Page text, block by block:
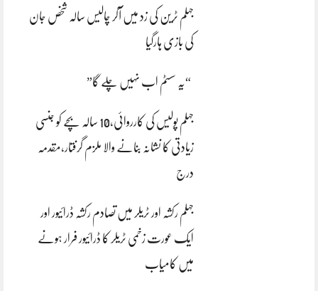
جہلم ٹرین کی زد میں آکر چالیس سالہ شخص جان
کی بازی ہارگیا
“یہ سسٹم اب نہیں چلے گا”
جہلم پولیس کی کارروائی،10 سالہ بچے کو جنسی
زیادتی کا نشانہ بنانے والا ملزم گرفتار،مقدمہ
درج
جہلم رکشہ اور ٹریلر میں تصادم رکشہ ڈرائیور اور
ایک عورت زخمی ٹریلر کا ڈرائیور فرار ہونے
میں کامیاب